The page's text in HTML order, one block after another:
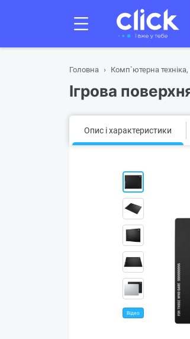
Головна Комп`ютерна
Ігрова
Опис і характеристики
Відео